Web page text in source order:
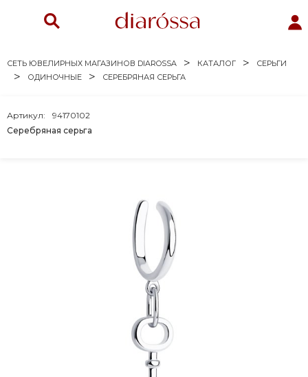
СЕТЬ ЮВЕЛИРНЫХ МАГАЗИНОВ DIAROSSA КАТАЛОГ
СЕРЬГИ
ОДИНОЧНЫЕ
СЕРЕБРЯНАЯ СЕРЬГА
Серебряная серьга
Артикул: 94170102